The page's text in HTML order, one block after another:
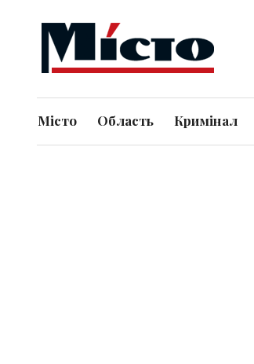
Місто Область Кримінал